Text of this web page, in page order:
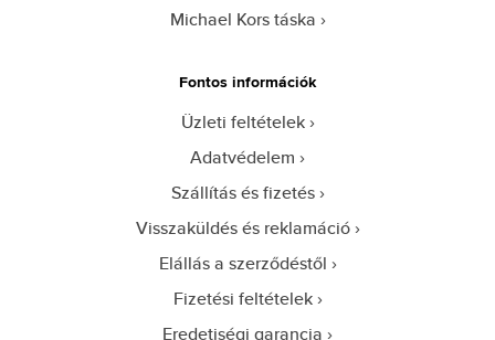
Michael Kors táska
Fontos információk
Üzleti feltételek
Adatvédelem
Szállítás és fizetés
Visszaküldés és reklamáció
Elállás a szerződéstől
Fizetési feltételek
Eredetiségi garancia